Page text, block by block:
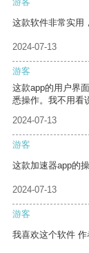
这款软件非常实用
2024-07-13
游客
这款app的用户界
悉操作。我不用看
2024-07-13
游客
这款加速器app的
2024-07-13
游客
我喜欢这个软件 作